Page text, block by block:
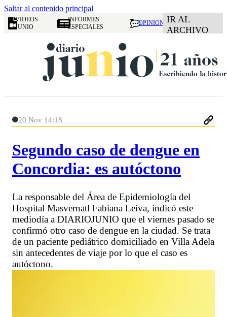
Saltar al contenido principal
VIDEOS
JUNIO
INFORMES
ESPECIALES
OPINION IR AL
ARCHIVO
20 Nov 14:18
Segundo caso de dengue en
Concordia: es autóctono
La responsable del Área de Epidemiología del
Hospital Masvernatl Fabiana Leiva, indicó este
mediodía a DIARIOJUNIO que el viernes pasado se
confirmó otro caso de dengue en la ciudad. Se trata
de un paciente pediátrico domiciliado en Villa Adela
sin antecedentes de viaje por lo que el caso es
autóctono.